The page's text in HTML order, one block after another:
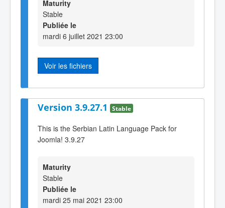
Maturity
Stable
Publiée le
mardi 6 juillet 2021 23:00
Voir les fichiers
Version 3.9.27.1 Stable
This is the Serbian Latin Language Pack for
Joomla! 3.9.27
Maturity
Stable
Publiée le
mardi 25 mai 2021 23:00